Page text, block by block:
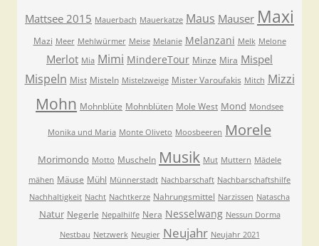
Mattsee 2015 Mauerbach Mauerkatze Maus Mauser Maxi
Mazi Meer Mehlwürmer Meise Melanie Melanzani Melk Melone
Merlot Mia Mimi MindereTour Minze Mira Mispel
Mispeln Mist Misteln Mistelzweige Mister Varoufakis Mitch Mizzi
Mohn Mohnblüte Mohnblüten Mole West Mond Mondsee
Monika und Maria Monte Oliveto Moosbeeren Morele
Morimondo Motto Muscheln Musik Mut Muttern Mädele
mähen Mäuse Mühl Münnerstadt Nachbarschaft Nachbarschaftshilfe
Nachhaltigkeit Nacht Nachtkerze Nahrungsmittel Narzissen Natascha
Natur Negerle Nepalhilfe Nera Nesselwang Nessun Dorma
Nestbau Netzwerk Neugier Neujahr Neujahr 2021